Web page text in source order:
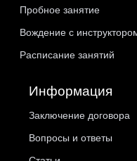
Пробное занятие
Вождение с
Расписание занятий
Информация
Заключение договора
Вопросы и ответы